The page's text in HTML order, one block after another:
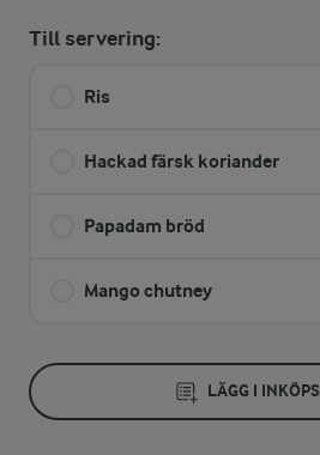
Till servering:
Ris
Hackad färsk koriander
Papadam bröd
Mango chutney
LÄGG I